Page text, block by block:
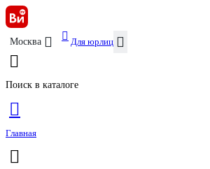
Москва Для юрлиц
Поиск в каталоге
Главная